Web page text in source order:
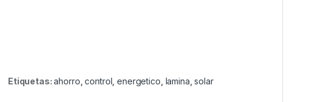
Etiquetas:ahorro ,control ,energetico lamina ,solar